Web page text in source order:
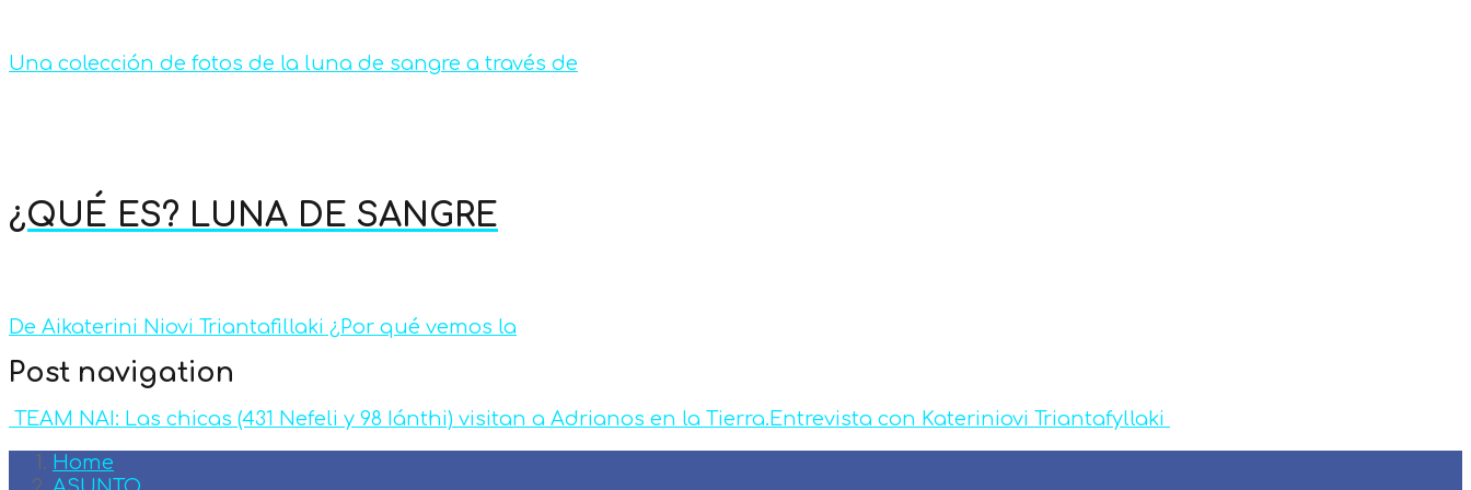
Una colección de fotos de la luna de sangre a través de
¿QUÉ ES? LUNA DE SANGRE
De Aikaterini Niovi Triantafillaki ¿Por qué vemos la
Post navigation
TEAM NAI: Las chicas (431 Nefeli y 98 Iánthi) visitan a Adrianos en la Tierra.Entrevista con Kateriniovi Triantafyllaki
Home